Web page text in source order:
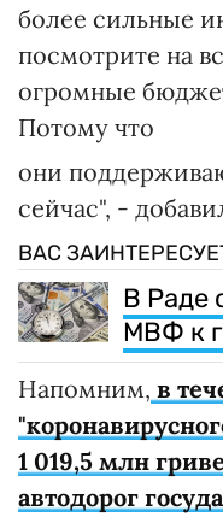
более сильные
посмотрите на
огромные
Потому что
они
сейчас", -
ВАС
В Раде
МВФ к
Напомним, в
1 019,5 млн
автодорог